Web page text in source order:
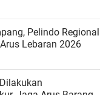
Pelindo Regional
Lebaran 2026